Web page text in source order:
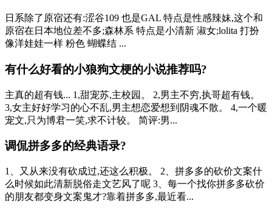
日系除了原宿还有:涩谷109 也是GAL 特点是性感辣妹,这个和
原宿在日本地位差不多;森林系 特点是小清新 淑女;lolita 打扮
像洋娃娃一样 粉色 蝴蝶结 ...
有什么好看的小狼狗文梗的小说推荐吗?
主真的超有钱... 1,甜宠苏,主校园。 2,男主不穷,执哥超有钱。
3,女主好好学习的心不乱,男主想恋爱想到阴魂不散。 4,一个暖
宠文,只为博君一笑,求不计较。 简评:男...
调侃拼多多的经典语录?
1、又从来没有砍成过,还这么积极。 2、拼多多的砍价文案什
么时候如此清新脱俗走文艺风了呢 3、每一个找你拼多多砍价
的朋友都变身文案鬼才?靠着拼多多,最近看...